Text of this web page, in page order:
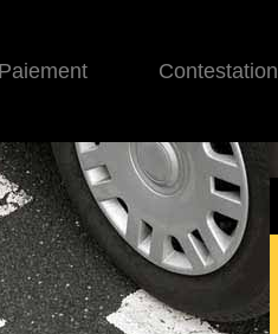
Paiement Contestation